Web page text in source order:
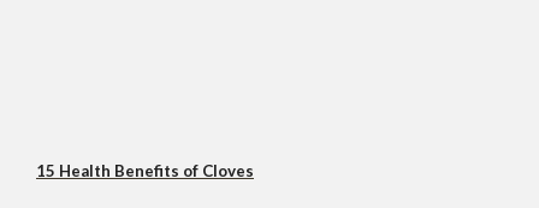
15 Health Benefits of Cloves